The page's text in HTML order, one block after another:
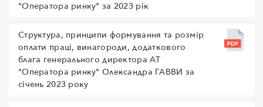
"Оператора ринку" за 2023 рік
Структура, принципи формування та розмір
оплати праці, винагороди, додаткового
блага генерального директора АТ
"Оператора ринку" Олександра ГАВВИ за
січень 2023 року